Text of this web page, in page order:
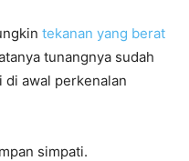
tekanan yang berat
tunangnya sudah
awal perkenalan
simpati.